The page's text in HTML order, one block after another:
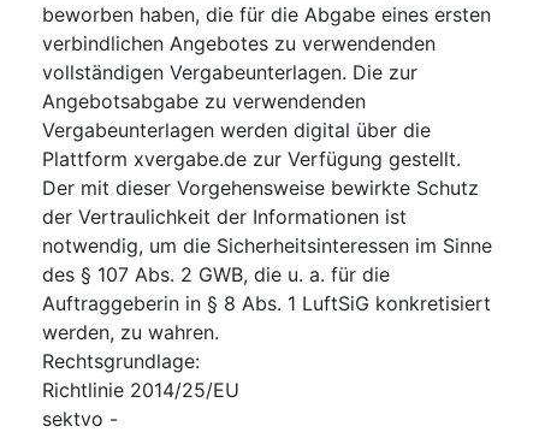
beworben haben, die für die Abgabe eines ersten
verbindlichen Angebotes zu verwendenden
vollständigen Vergabeunterlagen. Die zur
Angebotsabgabe zu verwendenden
Vergabeunterlagen werden digital über die
Plattform xvergabe.de zur Verfügung gestellt.
Der mit dieser Vorgehensweise bewirkte Schutz
der Vertraulichkeit der Informationen ist
notwendig, um die Sicherheitsinteressen im Sinne
des § 107 Abs. 2 GWB, die u. a. für die
Auftraggeberin in § 8 Abs. 1 LuftSiG konkretisiert
werden, zu wahren.
Rechtsgrundlage:
Richtlinie 2014/25/EU
sektvo -